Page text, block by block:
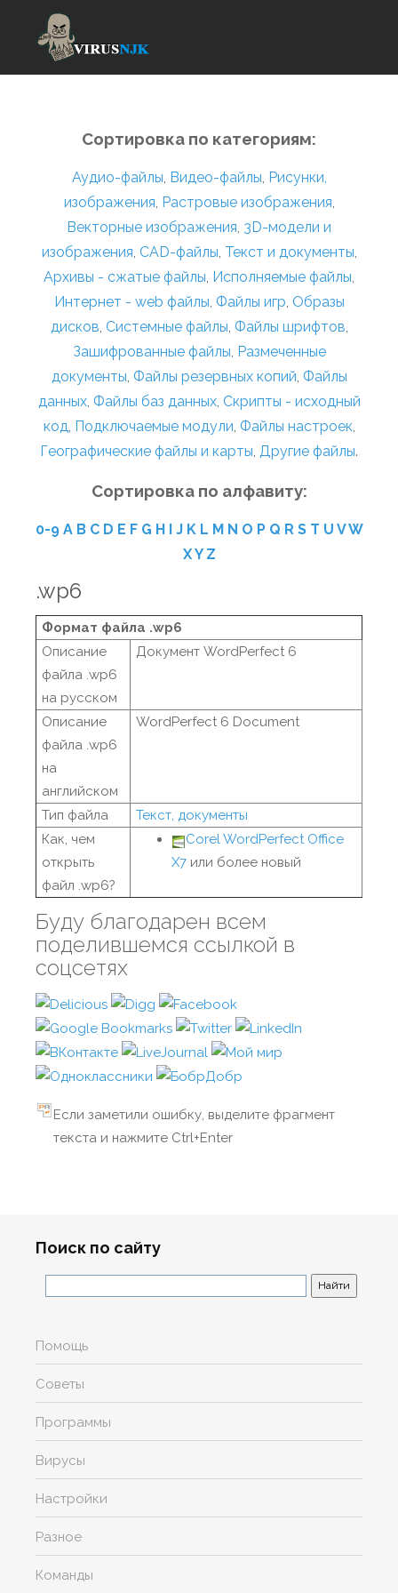
Сортировка по категориям:
Аудио-файлы, Видео-файлы, Рисунки,
изображения, Растровые изображения,
Векторные изображения, 3D-модели и
изображения, CAD-файлы, Текст и документы,
Архивы - сжатые файлы, Исполняемые файлы,
Интернет - web файлы, Файлы игр, Образы
дисков, Системные файлы, Файлы шрифтов,
Зашифрованные файлы, Размеченные
документы, Файлы резервных копий, Файлы
данных, Файлы баз данных, Скрипты - исходный
код, Подключаемые модули, Файлы настроек,
Географические файлы и карты, Другие файлы.
Сортировка по алфавиту:
0-9 A B C D E F G H I J K L M N O P Q R S T U VW
XY Z
.wp6
Формат файла .wp6
Описание
файла .wp6
на русском
Документ WordPerfect 6
Описание
файла .wp6
на
английском
WordPerfect 6 Document
Тип файла
Текст, документы
Как, чем
открыть
файл .wp6?
Corel WordPerfect Office
X7 или более новый
Буду благодарен всем
поделившемся ссылкой в
соцсетях
Если заметили ошибку, выделите фрагмент
текста и нажмите Ctrl+Enter
Поиск по сайту
Помощь
Советы
Программы
Вирусы
Настройки
Разное
Команды